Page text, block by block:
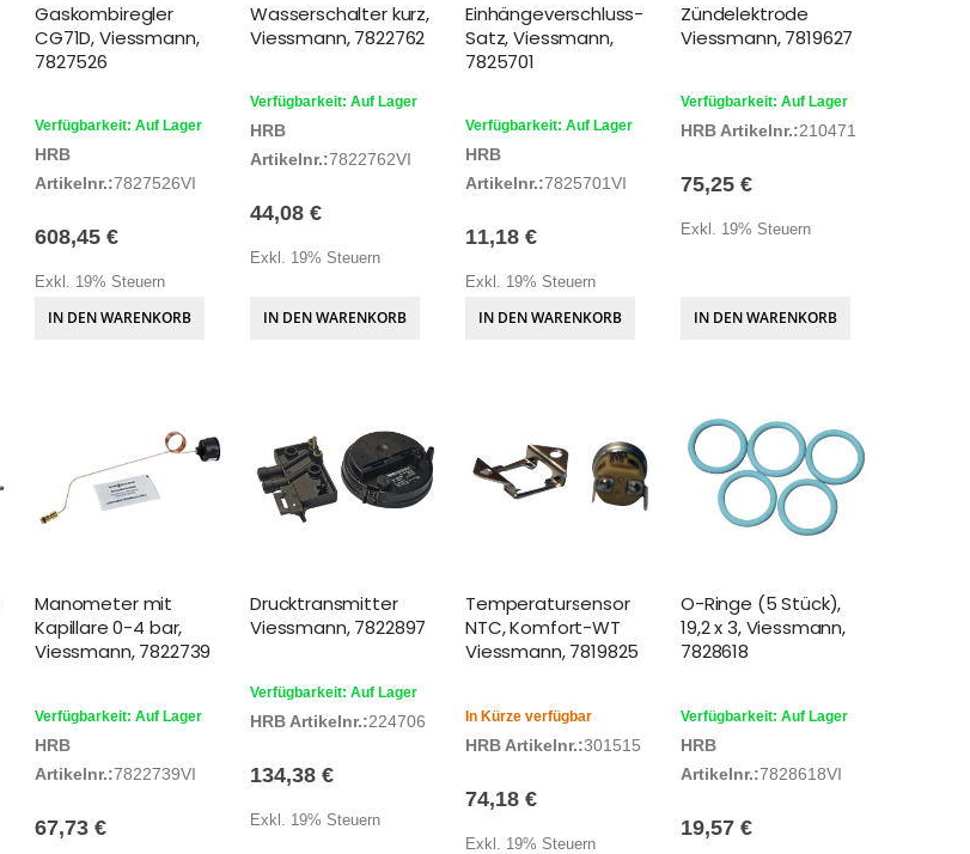
Gaskombiregler
CG71D, Viessmann,
7827526
Verfügbarkeit: Auf Lager
HRB
Artikelnr.:7827526VI
608,45 €
Exkl. 19% Steuern
IN DEN WARENKORB
Wasserschalter kurz,
Viessmann, 7822762
Verfügbarkeit: Auf Lager
HRB
Artikelnr.:7822762VI
44,08 €
Exkl. 19% Steuern
IN DEN WARENKORB
Einhängeverschluss-
Satz, Viessmann,
7825701
Verfügbarkeit: Auf Lager
HRB
Artikelnr.:7825701VI
11,18 €
Exkl. 19% Steuern
IN DEN WARENKORB
Zündelektrode
Viessmann, 7819627
Verfügbarkeit: Auf Lager
HRB Artikelnr.:210471
75,25 €
Exkl. 19% Steuern
IN DEN WARENKORB
Manometer mit
Kapillare 0-4 bar,
Viessmann, 7822739
Verfügbarkeit: Auf Lager
HRB
Artikelnr.:7822739VI
67,73 €
Drucktransmitter
Viessmann, 7822897
Verfügbarkeit: Auf Lager
HRB Artikelnr.:224706
134,38 €
Exkl. 19% Steuern
Temperatursensor
NTC, Komfort-WT
Viessmann, 7819825
In Kürze verfügbar
HRB Artikelnr.:301515
74,18 €
Exkl. 19% Steuern
O-Ringe (5 Stück),
19,2 x 3, Viessmann,
7828618
Verfügbarkeit: Auf Lager
HRB
Artikelnr.:7828618VI
19,57 €